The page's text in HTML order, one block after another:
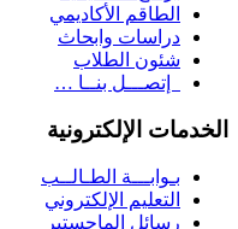
الطاقم الأكاديمي
دراسات وابحاث
شئون الطلاب
إتصـــل بنــا …
الخدمات الإلكترونية
بـوابـــة الطـالــب
التعليم الإلكتروني
رسائل الماجستير